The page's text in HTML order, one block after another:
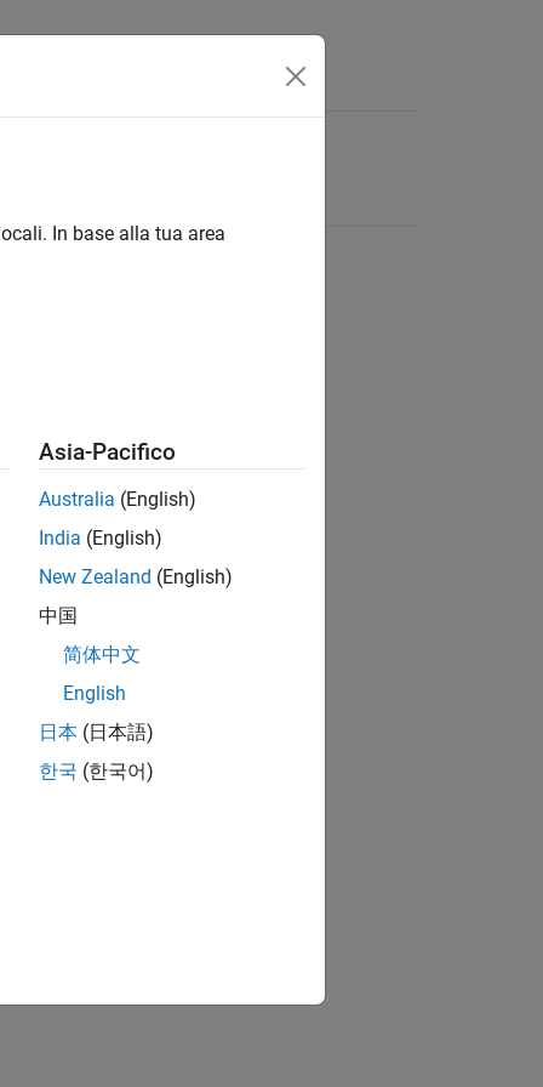
In base alla tua area
Asia-Pacifico
Australia (English)
India (English)
New Zealand (English)
中国
简体中文
English
日本 (日本語)
한국 (한국어)